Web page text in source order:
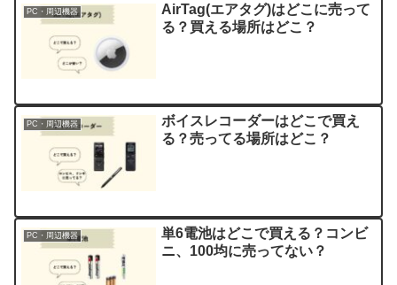
PC・周辺機器
AirTag(エアタグ)はどこに売って
る？買える場所はどこ？
PC・周辺機器
ボイスレコーダーはどこで買え
る？売ってる場所はどこ？
PC・周辺機器
単6電池はどこで買える？コンビ
ニ、100均に売ってない？